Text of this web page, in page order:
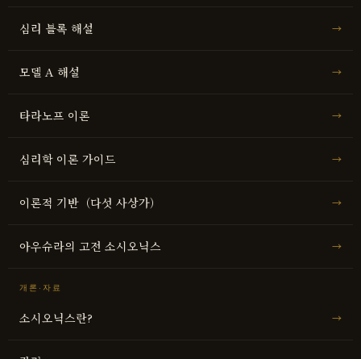
심리 블록 해설 →
모델 A 해설 →
타라노프 이론 →
심리학 이론 가이드 →
이론적 기반（다섯 사상가） →
아우슈라의 고전 소시오닉스 →
개론·자료
소시오닉스란? →